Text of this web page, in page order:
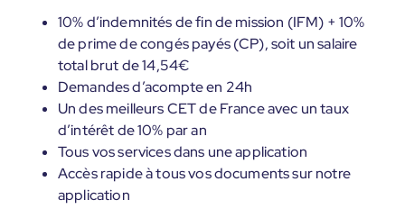
10% d’indemnités de fin de mission (IFM) + 10%
de prime de congés payés (CP), soit un salaire
total brut de 14,54€
Demandes d’acompte en 24h
Un des meilleurs CET de France avec un taux
d’intérêt de 10% par an
Tous vos services dans une application
Accès rapide à tous vos documents sur notre
application